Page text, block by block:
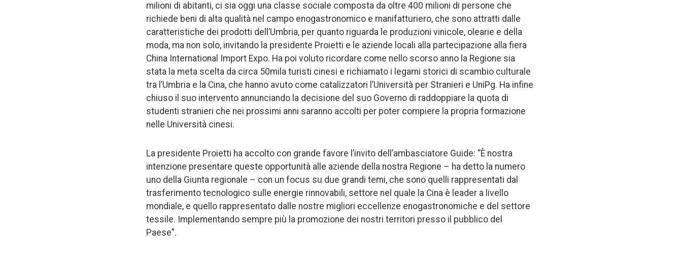
milioni di abitanti, ci sia oggi una classe sociale composta da oltre 400 milioni di persone che
richiede beni di alta qualità nel campo enogastronomico e manifatturiero, che sono attratti dalle
caratteristiche dei prodotti dell’Umbria, per quanto riguarda le produzioni vinicole, olearie e della
moda, ma non solo, invitando la presidente Proietti e le aziende locali alla partecipazione alla fiera
China International Import Expo. Ha poi voluto ricordare come nello scorso anno la Regione sia
stata la meta scelta da circa 50mila turisti cinesi e richiamato i legami storici di scambio culturale
tra l’Umbria e la Cina, che hanno avuto come catalizzatori l’Università per Stranieri e UniPg. Ha infine
chiuso il suo intervento annunciando la decisione del suo Governo di raddoppiare la quota di
studenti stranieri che nei prossimi anni saranno accolti per poter compiere la propria formazione
nelle Università cinesi.
La presidente Proietti ha accolto con grande favore l’invito dell’ambasciatore Guide: “È nostra
intenzione presentare queste opportunità alle aziende della nostra Regione – ha detto la numero
uno della Giunta regionale – con un focus su due grandi temi, che sono quelli rappresentati dal
trasferimento tecnologico sulle energie rinnovabili, settore nel quale la Cina è leader a livello
mondiale, e quello rappresentato dalle nostre migliori eccellenze enogastronomiche e del settore
tessile. Implementando sempre più la promozione dei nostri territori presso il pubblico del
Paese”.